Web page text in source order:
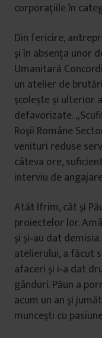
corporaţiile în
Din fericire,
şi în absenţa unor
Umanitară
un atelier de
şcoleşte şi ulterior
defavorizate.
Roşii Române
venituri reduse
câteva ore,
interviu de
Atât Ifrim, cât şi
proiectelor lor.
şi şi‑au dat
atelierului, a făcut
afaceri şi i‑a dat
gânduri. Păun a
acum un an şi
munceşti cu